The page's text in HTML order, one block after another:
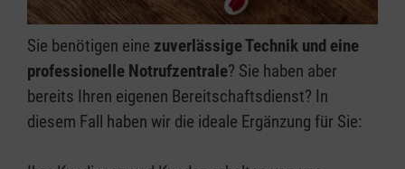
Sie benötigen eine zuverlässige Technik und eine
professionelle Notrufzentrale? Sie haben aber
bereits Ihren eigenen Bereitschaftsdienst? In
diesem Fall haben wir die ideale Ergänzung für Sie: